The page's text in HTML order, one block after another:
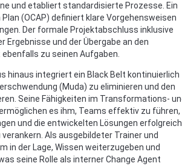
und etabliert standardisierte Prozesse. Ein
(OCAP) definiert klare Vorgehensweisen
Der formale Projektabschluss inklusive
Ergebnisse und der Übergabe an den
zu seinen Aufgaben.
hinaus integriert ein Black Belt kontinuierlich
(Muda) zu eliminieren und den
Seine Fähigkeiten im Transformations-
es ihm, Teams effektiv zu führen,
und die entwickelten Lösungen erfolgreich
Als ausgebildeter Trainer und
in der Lage, Wissen weiterzugeben und
seine Rolle als interner Change Agent